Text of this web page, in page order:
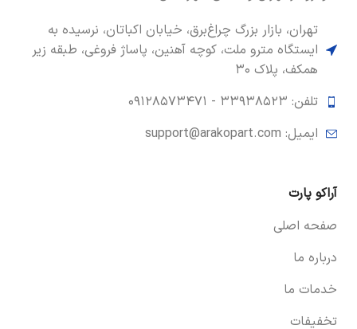
تهران، بازار بزرگ چراغ‌برق، خیابان اکباتان، نرسیده به
ایستگاه مترو ملت، کوچه آهنین، پاساژ فروغی، طبقه زیر
همکف، پلاک ۳۰
تلفن: ۳۳۹۳۸۵۲۳ -
۰۹۱۲۸۵۷۳۴۷۱
ایمیل: support@arakopart.com
آراکو پارت
صفحه اصلی
درباره ما
خدمات ما
تخفیفات